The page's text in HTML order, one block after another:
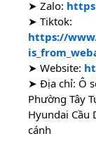
➤ Zalo:
➤ Tiktok:
https://
➤ Website:
➤ Địa chỉ: Ô
Phường Tây
Hyundai Cầu
cánh